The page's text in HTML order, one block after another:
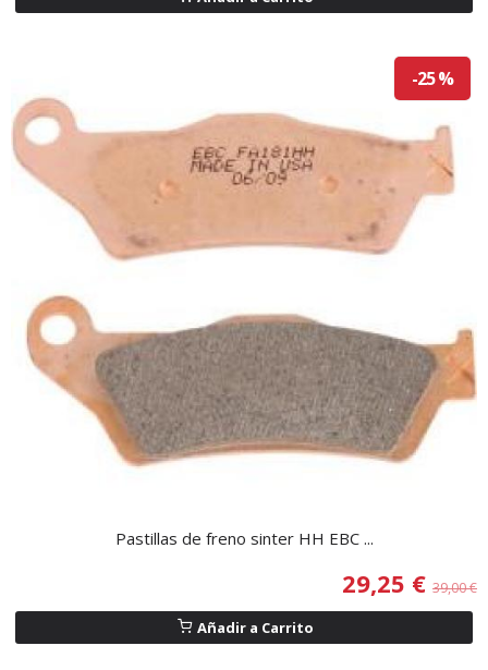
-25 %
Pastillas de freno sinter HH EBC ...
29,25 € 39,00 €
Añadir a Carrito